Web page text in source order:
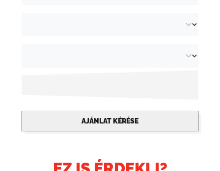
AJÁNLAT KÉRÉSE